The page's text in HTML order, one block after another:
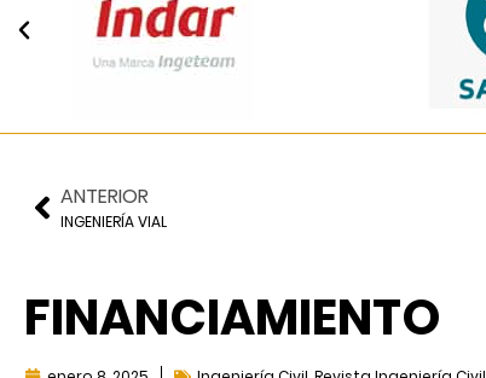
ANTERIOR
INGENIERÍA VIAL
FINANCIAMIENTO